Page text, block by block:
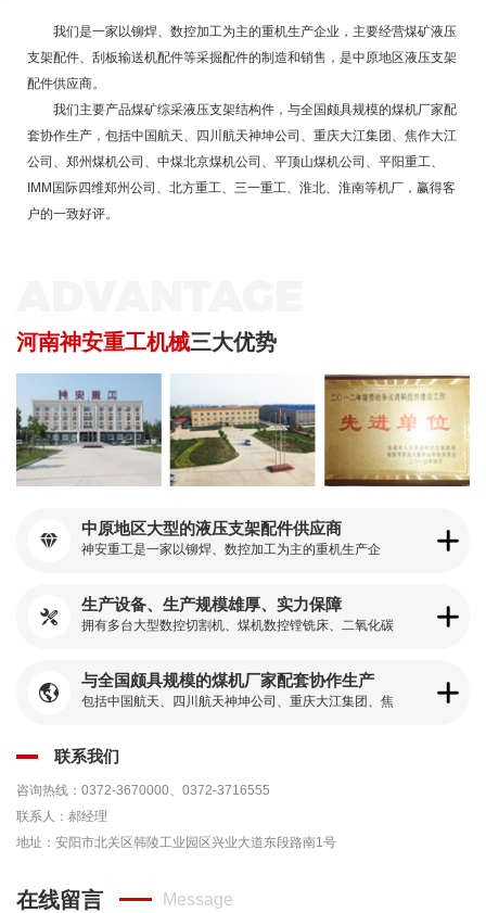
我们是一家以铆焊、数控加工为主的重机生产企业，主要经营煤矿液压
支架配件、刮板输送机配件等采掘配件的制造和销售，是中原地区液压支架
配件供应商。
我们主要产品煤矿综采液压支架结构件，与全国颇具规模的煤机厂家配
套协作生产，包括中国航天、四川航天神坤公司、重庆大江集团、焦作大江
公司、郑州煤机公司、中煤北京煤机公司、平顶山煤机公司、平阳重工、
IMM国际四维郑州公司、北方重工、三一重工、淮北、淮南等机厂，赢得客
户的一致好评。
河南神安重工机械三大优势

中原地区大型的液压支架配件供应商
神安重工是一家以铆焊、数控加工为主的重机生产企

生产设备、生产规模雄厚、实力保障
拥有多台大型数控切割机、煤机数控镗铣床、二氧化碳

与全国颇具规模的煤机厂家配套协作生产
包括中国航天、四川航天神坤公司、重庆大江集团、焦
联系我们
咨询热线：0372-3670000、0372-3716555
联系人：郝经理
地址：安阳市北关区韩陵工业园区兴业大道东段路南1号
在线留言 Message